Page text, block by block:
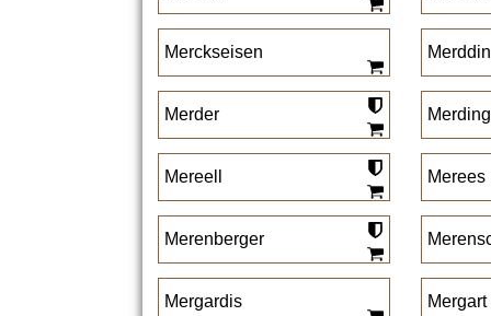
Merckseisen Merddin
Merder
Mereell Merees
Merenberger
Mergardis Mergart